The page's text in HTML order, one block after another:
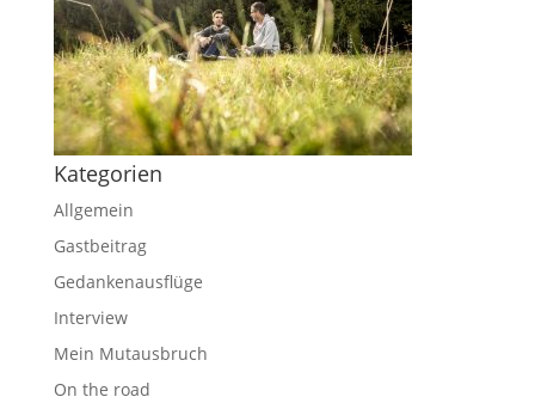
Kategorien
Allgemein
Gastbeitrag
Gedankenausflüge
Interview
Mein Mutausbruch
On the road